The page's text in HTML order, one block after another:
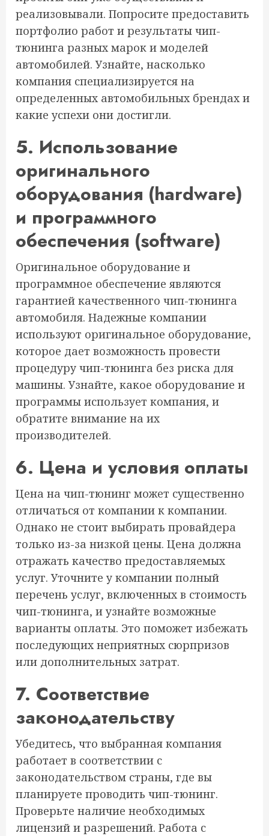
реализовывали. Попросите предоставить
портфолио работ и результаты чип-
тюнинга разных марок и моделей
автомобилей. Узнайте, насколько
компания специализируется на
определенных автомобильных брендах и
какие успехи они достигли.
5. Использование
оригинального
оборудования (hardware)
и программного
обеспечения (software)
Оригинальное оборудование и
программное обеспечение являются
гарантией качественного чип-тюнинга
автомобиля. Надежные компании
используют оригинальное оборудование,
которое дает возможность провести
процедуру чип-тюнинга без риска для
машины. Узнайте, какое оборудование и
программы использует компания, и
обратите внимание на их
производителей.
6. Цена и условия оплаты
Цена на чип-тюнинг может существенно
отличаться от компании к компании.
Однако не стоит выбирать провайдера
только из-за низкой цены. Цена должна
отражать качество предоставляемых
услуг. Уточните у компании полный
перечень услуг, включенных в стоимость
чип-тюнинга, и узнайте возможные
варианты оплаты. Это поможет избежать
последующих неприятных сюрпризов
или дополнительных затрат.
7. Соответствие
законодательству
Убедитесь, что выбранная компания
работает в соответствии с
законодательством страны, где вы
планируете проводить чип-тюнинг.
Проверьте наличие необходимых
лицензий и разрешений. Работа с